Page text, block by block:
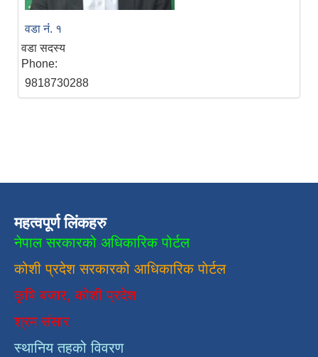
वडा नंं. १
वडा सदस्य
Phone:
9818730288
महत्वपूर्ण लिंकहरु
नेपाल सरकारको अधिकारिक पोर्टल
कोशी प्रदेश सरकारको आधिकारिकपाेर्टल
कृषि बजार, कोशी प्रदेश
श्रम संसार
स्थानिय तहको विवरण